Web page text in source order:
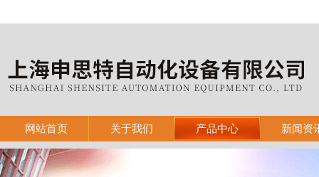
网站首页 关于我们 产品中心 新闻资